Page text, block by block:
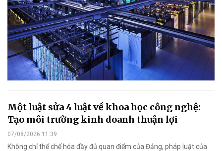
Một luật sửa 4 luật về khoa học công nghệ:
Tạo môi trường kinh doanh thuận lợi
07/08/2026 11:39
Không chỉ thể chế hóa đầy đủ quan điểm của Đảng, pháp luật của